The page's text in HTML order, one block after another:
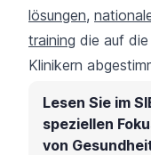
lösungen,
training die auf
Klinikern
Lesen Sie im
speziellen
von